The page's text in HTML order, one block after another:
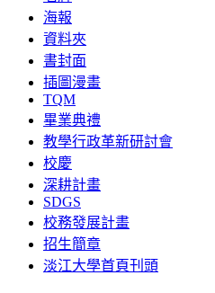
海報
資料夾
書封面
插圖漫畫
TQM
畢業典禮
教學行政革新研討會
校慶
深耕計畫
SDGS
校務發展計畫
招生簡章
淡江大學首頁刊頭